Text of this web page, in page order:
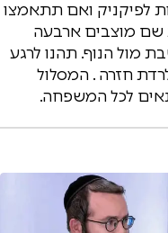
לפיקניק ואם תתאמצו
מוצבים ארבעה
מול הנוף. תהנו לרגע
חזרה . המסלול
לכל המשפחה.